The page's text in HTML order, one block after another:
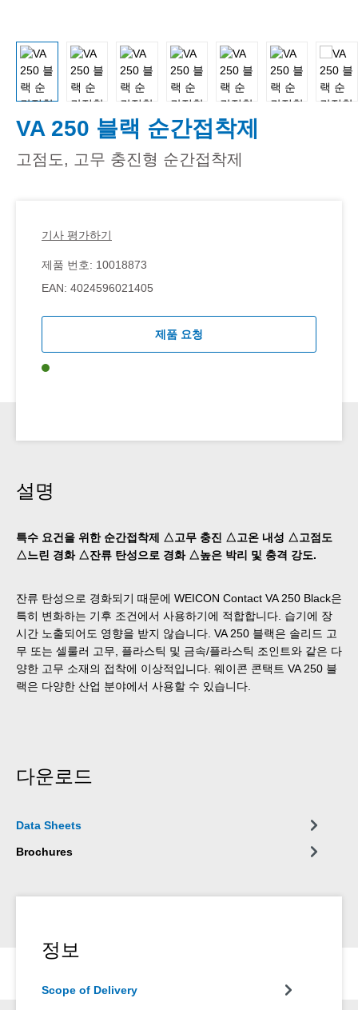
VA 250 블랙 순간접착제
고점도, 고무 충진형 순간접착제
기사 평가하기
제품 번호: 10018873
EAN: 4024596021405
제품 요청
설명
특수 요건을 위한 순간접착제 △고무 충진 △고온 내성 △고점도
△느린 경화 △잔류 탄성으로 경화 △높은 박리 및 충격 강도.
잔류 탄성으로 경화되기 때문에 WEICON Contact VA 250 Black은
특히 변화하는 기후 조건에서 사용하기에 적합합니다. 습기에 장
시간 노출되어도 영향을 받지 않습니다. VA 250 블랙은 솔리드 고
무 또는 셀룰러 고무, 플라스틱 및 금속/플라스틱 조인트와 같은 다
양한 고무 소재의 접착에 이상적입니다. 웨이콘 콘택트 VA 250 블
랙은 다양한 산업 분야에서 사용할 수 있습니다.
다운로드
Data Sheets
Brochures
정보
Scope of Delivery